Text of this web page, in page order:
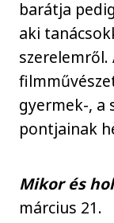
barátja
aki
szerelemről.
gyermek-, a
pontjainak
Mikor és
március 21.